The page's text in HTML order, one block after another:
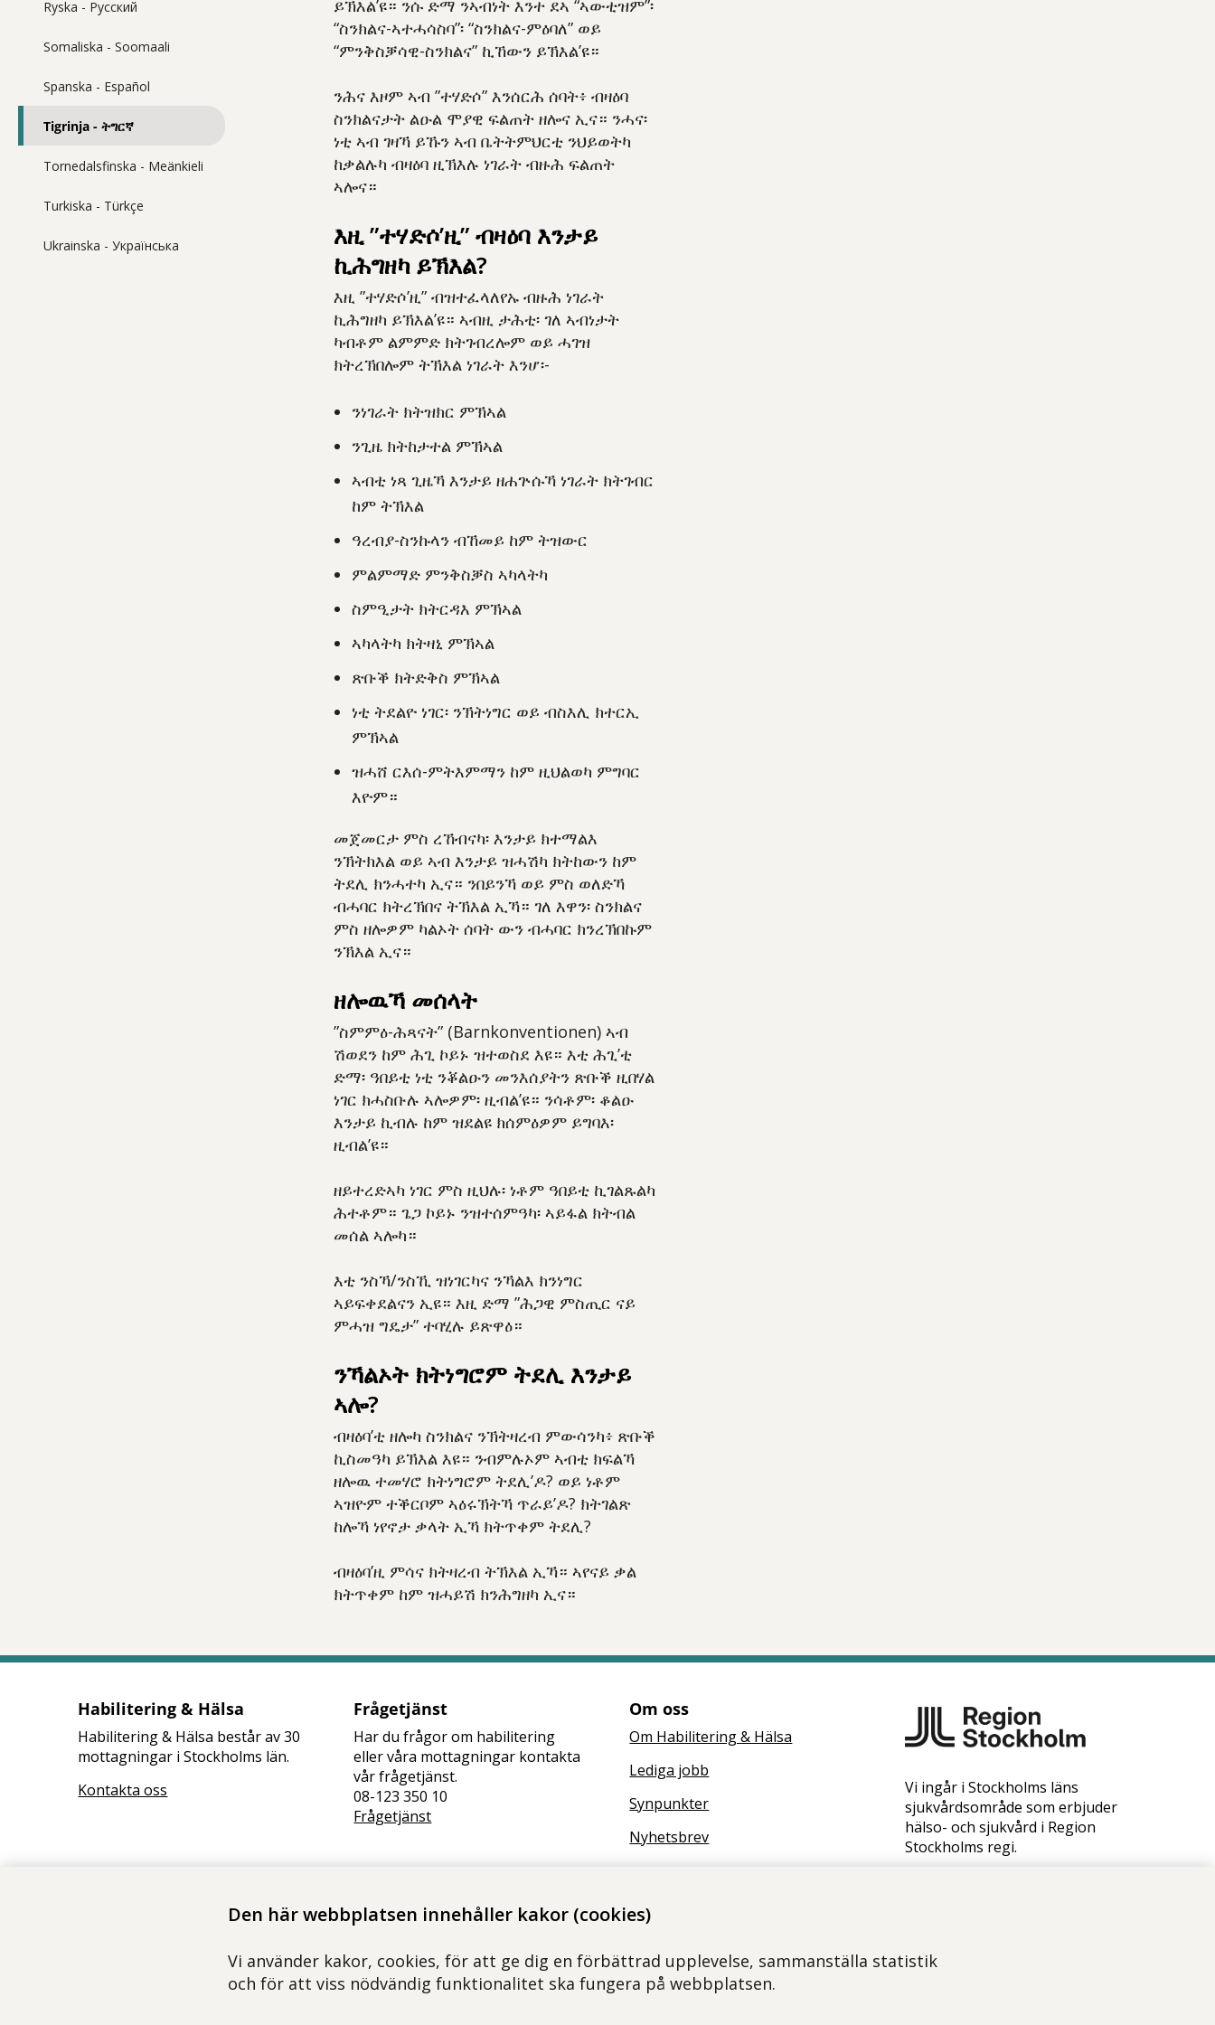
Den här webbplatsen innehåller kakor (cookies)
Vi använder kakor, cookies, för att ge dig en förbättrad upplevelse, sammanställa statistik
och för att viss nödvändig funktionalitet ska fungera på webbplatsen.
Ryska - Pусский
Somaliska - Soomaali
Spanska - Español
Tigrinja - ትግርኛ
Tornedalsfinska - Meänkieli
Turkiska - Türkçe
Ukrainska - Українська
ይኽእል’ዩ። ንሱ ድማ ንኣብነት እንተ ደኣ “ኣውቲዝም”፡
“ስንክልና-ኣተሓሳስባ”፡ “ስንክልና-ምዕባለ” ወይ
“ምንቅስቓሳዊ-ስንክልና” ኪኸውን ይኽእል’ዩ።
ንሕና እዞም ኣብ ”ተሃድሶ” እንሰርሕ ሰባት፥ ብዛዕባ
ስንክልናታት ልዑል ሞያዊ ፍልጠት ዘሎና ኢና። ንሓና፡
ነቲ ኣብ ገዛኻ ይኹን ኣብ ቤትትምህርቲ ንህይወትካ
ከቃልሉካ ብዛዕባ ዚኽእሉ ነገራት ብዙሕ ፍልጠት
ኣሎና።
እዚ ”ተሃድሶ’ዚ” ብዛዕባ እንታይ
ኪሕግዘካ ይኽእል?
እዚ ”ተሃድሶ’ዚ” ብዝተፈላለየኡ ብዙሕ ነገራት
ኪሕግዘካ ይኽእል’ዩ። ኣብዚ ታሕቲ፡ ገለ ኣብነታት
ካብቶም ልምምድ ክትገብረሎም ወይ ሓገዝ
ክትረኽበሎም ትኽእል ነገራት እንሆ፡-
ንነገራት ክትዝክር ምኽኣል
ንጊዜ ክትከታተል ምኽኣል
ኣብቲ ነጻ ጊዜኻ እንታይ ዘሐጕሱኻ ነገራት ክትገብር
ከም ትኽእል
ዓረብያ-ስንኩላን ብኸመይ ከም ትዝውር
ምልምማድ ምንቅስቓስ ኣካላትካ
ስምዒታት ክትርዳእ ምኽኣል
ኣካላትካ ክትዛኒ ምኽኣል
ጽቡቕ ክትድቅስ ምኽኣል
ነቲ ትደልዮ ነገር፡ ንኽትነግር ወይ ብስእሊ ክተርኢ
ምኽኣል
ዝሓሸ ርእሰ-ምትእምማን ከም ዚህልወካ ምግባር
እዮም።
መጀመርታ ምስ ረኸብናካ፡ እንታይ ክተማልእ
ንኽትክእል ወይ ኣብ እንታይ ዝሓሽካ ክትከውን ከም
ትደሊ ክንሓተካ ኢና። ንበይንኻ ወይ ምስ ወለድኻ
ብሓባር ክትረኽበና ትኽእል ኢኻ። ገለ እዋን፡ ስንክልና
ምስ ዘሎዎም ካልኦት ሰባት ውን ብሓባር ክንረኽበኩም
ንኽእል ኢና።
ዘሎዉኻ መሰላት
”ስምምዕ-ሕጻናት” (Barnkonventionen) ኣብ
ሽወደን ከም ሕጊ ኮይኑ ዝተወስደ እዩ። እቲ ሕጊ’ቲ
ድማ፡ ዓበይቲ ነቲ ንቖልዑን መንእሰያትን ጽቡቕ ዚበሃል
ነገር ክሓስቡሉ ኣሎዎም፡ ዚብል’ዩ። ንሳቶም፡ ቆልዑ
እንታይ ኪብሉ ከም ዝደልዩ ክሰምዕዎም ይግባእ፡
ዚብል’ዩ።
ዘይተረድኣካ ነገር ምስ ዚህሉ፡ ነቶም ዓበይቲ ኪገልጹልካ
ሕተቶም። ጌጋ ኮይኑ ንዝተሰምዓካ፡ ኣይፋል ክትብል
መሰል ኣሎካ።
እቲ ንስኻ/ንስኺ ዝነገርካና ንኻልእ ክንነግር
ኣይፍቀደልናን ኢዩ። እዚ ድማ ”ሕጋዊ ምስጢር ናይ
ምሓዝ ግዴታ” ተባሂሉ ይጽዋዕ።
ንኻልኦት ክትነግሮም ትደሊ እንታይ
ኣሎ?
ብዛዕባ’ቲ ዘሎካ ስንክልና ንኽትዛረብ ምውሳንካ፥ ጽቡቕ
ኪስመዓካ ይኽእል እዩ። ንብምሉኦም ኣብቲ ክፍልኻ
ዘሎዉ ተመሃሮ ክትነግሮም ትደሊ’ዶ? ወይ ነቶም
ኣዝዮም ተቕርቦም ኣዕሩኽትኻ ጥራይ’ዶ? ክትገልጽ
ከሎኻ ነየኖታ ቃላት ኢኻ ክትጥቀም ትደሊ?
ብዛዕባ’ዚ ምሳና ክትዛረብ ትኽእል ኢኻ። ኣየናይ ቃል
ክትጥቀም ከም ዝሓይሽ ክንሕግዘካ ኢና።
Habilitering & Hälsa
Habilitering & Hälsa består av 30
mottagningar i Stockholms län.
Kontakta oss
Frågetjänst
Har du frågor om habilitering
eller våra mottagningar kontakta
vår frågetjänst.
08-123 350 10
Frågetjänst
Om oss
Om Habilitering & Hälsa
Lediga jobb
Synpunkter
Nyhetsbrev
Vi ingår i Stockholms läns
sjukvårdsområde som erbjuder
hälso- och sjukvård i Region
Stockholms regi.
Om webbplatsen